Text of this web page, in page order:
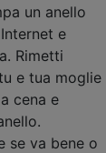
un anello
e
Rimetti
e tua moglie
cena e
se va bene o